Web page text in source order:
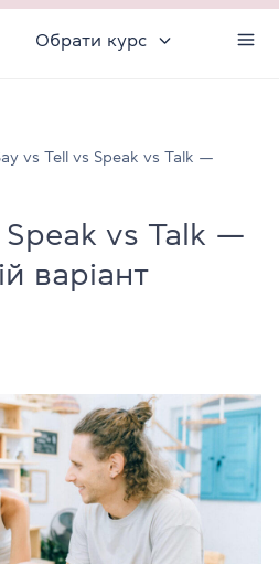
Обрати курс
vs Tell vs Speak vs Talk —
Speak vs Talk —
варіант